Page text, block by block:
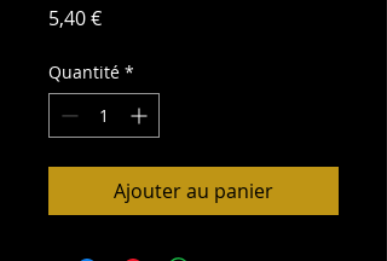
5,40 €Prix
Quantité *
Ajouter au panier